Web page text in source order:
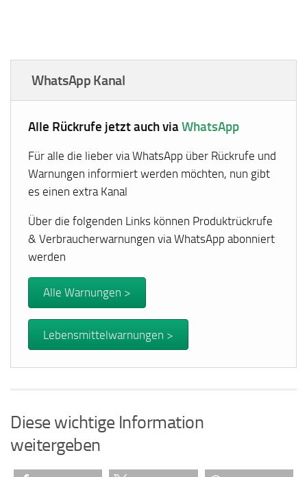
WhatsApp Kanal
Alle Rückrufe jetzt auch viaWhatsApp
Für alle die lieber via WhatsApp über Rückrufe und
Warnungen informiert werden möchten, nun gibt
es einen extra Kanal
Über die folgenden Links können Produktrückrufe
& Verbraucherwarnungen via WhatsApp abonniert
werden
Alle Warnungen >
Lebensmittelwarnungen >
Diese wichtige Information
weitergeben